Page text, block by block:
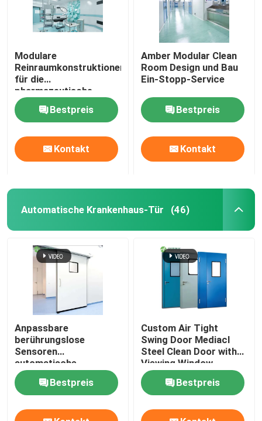
Modulare
Reinraumkonstruktionen
für die
pharmazeutische
Produktion
Bestpreis
Kontakt
Amber Modular Clean
Room Design und Bau
Ein-Stopp-Service
Bestpreis
Kontakt
Automatische Krankenhaus-Tür (46)
Anpassbare
berührungslose
Sensoren
automatische
Krankenhaustüren
Bestpreis
Custom Air Tight
Swing Door Mediacl
Steel Clean Door with
Viewing Window
Bestpreis